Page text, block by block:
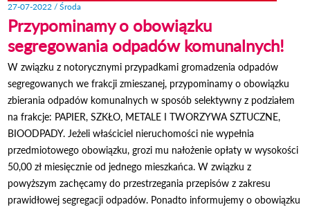
27-07-2022 / Środa
Przypominamy o obowiązku
segregowania odpadów komunalnych!
W związku z notorycznymi przypadkami gromadzenia odpadów
segregowanych we frakcji zmieszanej, przypominamy o obowiązku
zbierania odpadów komunalnych w sposób selektywny z podziałem
na frakcje: PAPIER, SZKŁO, METALE I TWORZYWA SZTUCZNE,
BIOODPADY. Jeżeli właściciel nieruchomości nie wypełnia
przedmiotowego obowiązku, grozi mu nałożenie opłaty w wysokości
50,00 zł miesięcznie od jednego mieszkańca. W związku z
powyższym zachęcamy do przestrzegania przepisów z zakresu
prawidłowej segregacji odpadów. Ponadto informujemy o obowiązku